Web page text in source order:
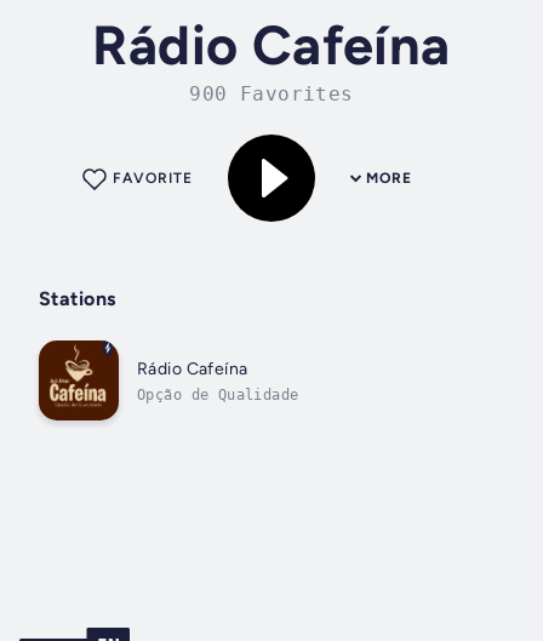
Rádio Cafeína
900 Favorites
MORE
FAVORITE
Stations
Rádio Cafeína
Opção de Qualidade